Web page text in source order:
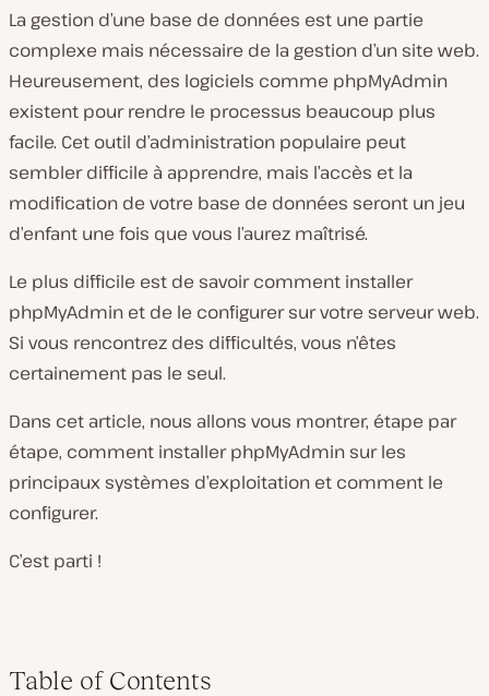
La gestion d’une base de données est une partie
complexe mais nécessaire de la gestion d’un site web.
Heureusement, des logiciels comme phpMyAdmin
existent pour rendre le processus beaucoup plus
facile. Cet outil d’administration populaire peut
sembler difficile à apprendre, mais l’accès et la
modification de votre base de données seront un jeu
d’enfant une fois que vous l’aurez maîtrisé.
Le plus difficile est de savoir comment installer
phpMyAdmin et de le configurer sur votre serveur web.
Si vous rencontrez des difficultés, vous n’êtes
certainement pas le seul.
Dans cet article, nous allons vous montrer, étape par
étape, comment installer phpMyAdmin sur les
principaux systèmes d’exploitation et comment le
configurer.
C’est parti !
Table of Contents